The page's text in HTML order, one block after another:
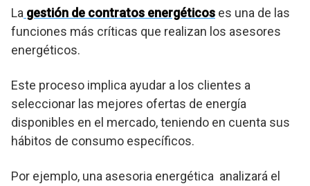
La gestión de contratos energéticos es una de las
funciones más críticas que realizan los asesores
energéticos.
Este proceso implica ayudar a los clientes a
seleccionar las mejores ofertas de energía
disponibles en el mercado, teniendo en cuenta sus
hábitos de consumo específicos.
Por ejemplo, una asesoria energética analizará el